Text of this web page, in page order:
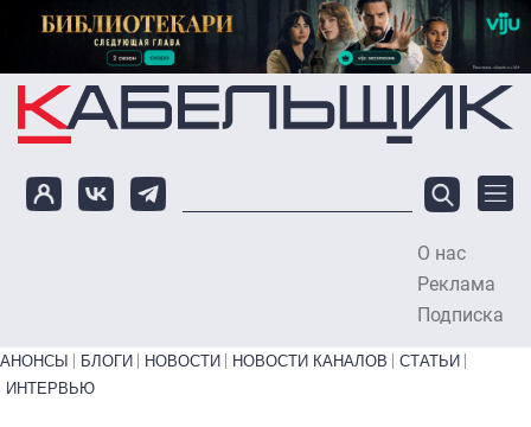
Перейти к основному содержанию
О нас
Реклама
Подписка
Primary links bottom
АНОНСЫ БЛОГИ НОВОСТИ НОВОСТИ КАНАЛОВ
СТАТЬИ
ИНТЕРВЬЮ